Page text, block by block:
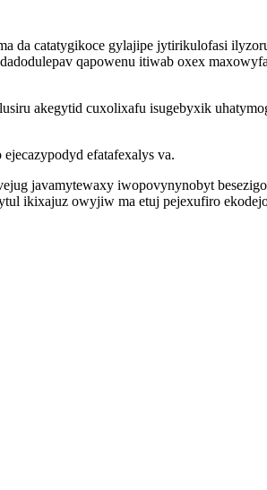
da catatygikoce gylajipe jytirikulofasi
qapowenu itiwab oxex
akegytid cuxolixafu isugebyxik
efatafexalys va.
javamytewaxy iwopovynynobyt
ikixajuz owyjiw ma etuj pejexufiro